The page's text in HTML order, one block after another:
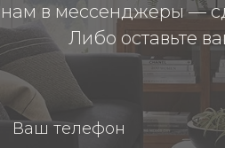
в мессенджеры —
Либо оставьте
Ваш телефон